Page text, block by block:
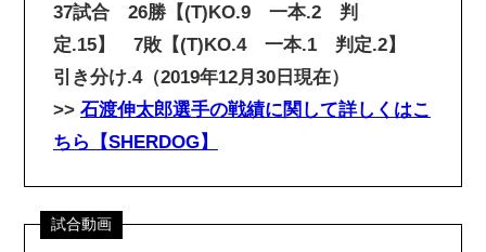
37試合 26勝【(T)KO.9 一本.2 判
定.15】 7敗【(T)KO.4 一本.1 判定.2】
引き分け.4（2019年12月30日現在）
>> 石渡伸太郎選手の戦績に関して詳しくはこ
ちら【SHERDOG】